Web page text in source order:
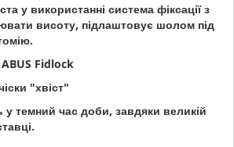
у використанні система фіксації з
висоту, підлаштовує шолом під
ABUS Fidlock
"хвіст"
у темний час доби, завдяки великій